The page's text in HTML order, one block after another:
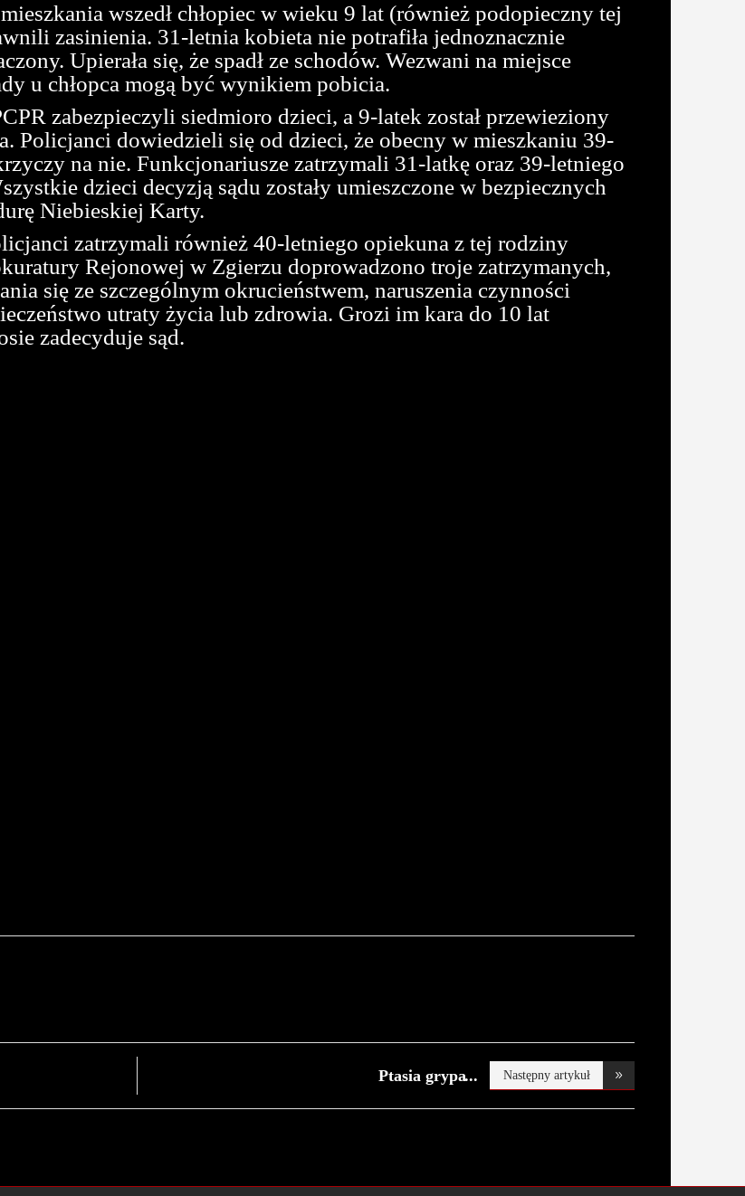
wszedł chłopiec w wieku 9 lat (również podopieczny tej
zasinienia. 31-letnia kobieta nie potrafiła jednoznacznie
Upierała się, że spadł ze schodów. Wezwani na miejsce
u chłopca mogą być wynikiem pobicia.
zabezpieczyli siedmioro dzieci, a 9-latek został przewieziony
Policjanci dowiedzieli się od dzieci, że obecny w mieszkaniu 39-
na nie. Funkcjonariusze zatrzymali 31-latkę oraz 39-letniego
dzieci decyzją sądu zostały umieszczone w bezpiecznych
Niebieskiej Karty.
zatrzymali również 40-letniego opiekuna z tej rodziny
Rejonowej w Zgierzu doprowadzono troje zatrzymanych,
się ze szczególnym okrucieństwem, naruszenia czynności
utraty życia lub zdrowia. Grozi im kara do 10 lat
zadecyduje sąd.
Ptasia grypa
Następny artykuł